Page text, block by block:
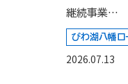
継続事業…
びわ湖八幡ロ
2026.07.13